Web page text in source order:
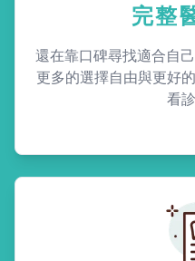
完整
還在靠口碑尋找適合自
更多的選擇自由與更好
看